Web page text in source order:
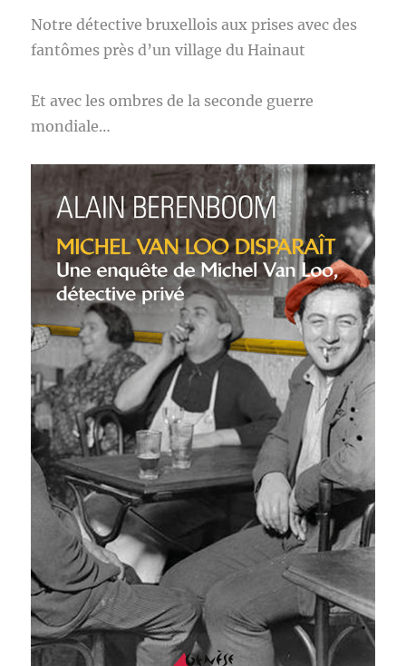
Notre détective bruxellois aux prises avec des
fantômes près d’un village du Hainaut
Et avec les ombres de la seconde guerre
mondiale…